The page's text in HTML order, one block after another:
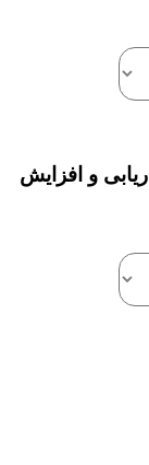
و افزایش